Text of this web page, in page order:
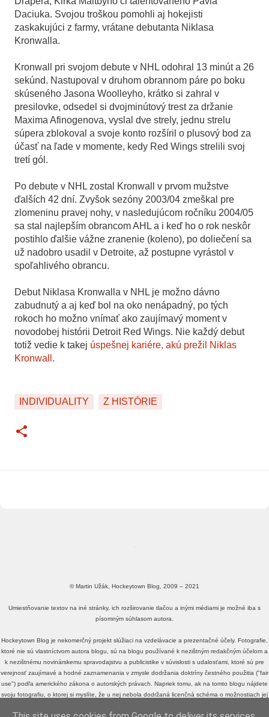
Daciuka. Svojou troškou pomohli aj hokejisti
zaskakujúci z farmy, vrátane debutanta Niklasa
Kronwalla.
Kronwall pri svojom debute v NHL odohral 13 minút a 26
sekúnd. Nastupoval v druhom obrannom páre po boku
skúseného Jasona Woolleyho, krátko si zahral v
presilovke, odsedel si dvojminútový trest za držanie
Maxima Afinogenova, vyslal dve strely, jednu strelu
súpera zblokoval a svoje konto rozšíril o plusový bod za
účasť na ľade v momente, kedy Red Wings strelili svoj
tretí gól.
Po debute v NHL zostal Kronwall v prvom mužstve
ďalších 42 dní. Zvyšok sezóny 2003/04 zmeškal pre
zlomeninu pravej nohy, v nasledujúcom ročníku 2004/05
sa stal najlepším obrancom AHL a i keď ho o rok neskôr
postihlo ďalšie vážne zranenie (koleno), po doliečení sa
už nadobro usadil v Detroite, až postupne vyrástol v
spoľahlivého obrancu.
Debut Niklasa Kronwalla v NHL je možno dávno
zabudnutý a aj keď bol na oko nenápadný, po tých
rokoch ho možno vnímať ako zaujímavý moment v
novodobej histórii Detroit Red Wings. Nie každý debut
totiž vedie k takej úspešnej kariére, akú prežil Niklas
Kronwall .
INDIVIDUALITY Z HISTÓRIE
© Martin Užák, Hockeytown Blog, 2009 – 2021
Umiestňovanie textov na iné stránky, ich rozširovanie tlačou a inými médiami je možné iba s
písomným súhlasom autora.
Hockeytown Blog je nekomerčný projekt slúžiaci na vzdelávacie a prezentačné účely. Fotografie,
ktoré nie sú vlastníctvom autora blogu, sú na blogu používané k nezištným redakčným účelom a
k nezištnému novinárskemu spravodajstvu a publicistike v súvislosti s udalosťami, ktoré sú pre
verejnosť zaujímavé a hodné zaznamenania v zmysle dodržania doktríny čestného použitia ("fair
use") podľa amerického zákona o autorských právach. Napriek tomu, ak na tomto blogu nájdete
svoju fotografiu, o ktorej si myslíte, že u nej nebola dodržaná licenčná schéma o možnostiach jej